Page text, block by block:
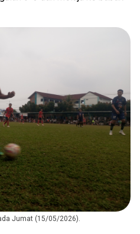
Jumat (15/05/2026).